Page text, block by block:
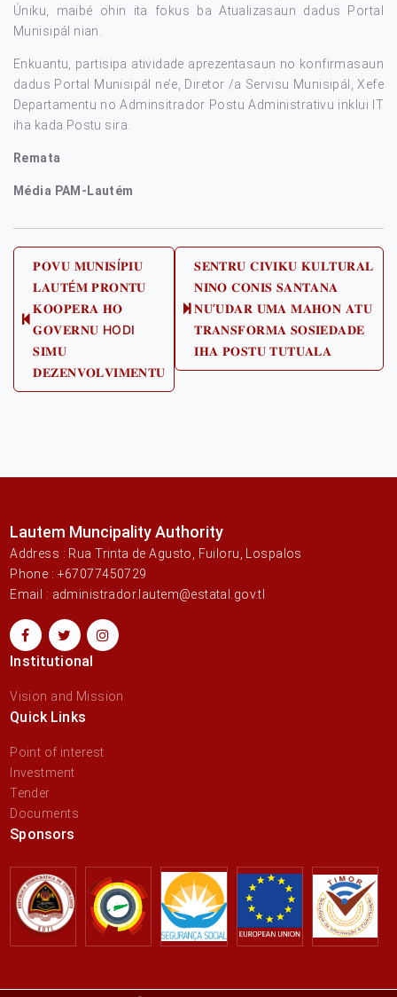
Úniku, maibé ohin ita fokus ba Atualizasaun dadus Portal
Munisipál nian.
Enkuantu, partisipa atividade aprezentasaun no konfirmasaun
dadus Portal Munisipál ne’e, Diretor /a Servisu Munisipál, Xefe
Departamentu no Adminsitrador Postu Administrativu inklui IT
iha kada Postu sira.
Remata
Média PAM-Lautém
Post
navigation
Previous
𝐏𝐎𝐕𝐔 𝐌𝐔𝐍𝐈𝐒Í𝐏𝐈𝐔
𝐋𝐀𝐔𝐓É𝐌 𝐏𝐑𝐎𝐍𝐓𝐔
𝐊𝐎𝐎𝐏𝐄𝐑𝐀 𝐇𝐎
𝐆𝐎𝐕𝐄𝐑𝐍𝐔 HODI
𝐒𝐈𝐌𝐔
𝐃𝐄𝐙𝐄𝐍𝐕𝐎𝐋𝐕𝐈𝐌𝐄𝐍𝐓𝐔
Next
post:
𝐒𝐄𝐍𝐓𝐑𝐔 𝐂𝐈𝐕𝐈𝐊𝐔 𝐊𝐔𝐋𝐓𝐔𝐑𝐀𝐋
𝐍𝐈𝐍𝐎 𝐂𝐎𝐍𝐈𝐒 𝐒𝐀𝐍𝐓𝐀𝐍𝐀
𝐍𝐔’𝐔𝐃𝐀𝐑 𝐔𝐌𝐀 𝐌𝐀𝐇𝐎𝐍 𝐀𝐓𝐔
𝐓𝐑𝐀𝐍𝐒𝐅𝐎𝐑𝐌𝐀 𝐒𝐎𝐒𝐈𝐄𝐃𝐀𝐃𝐄
𝐈𝐇𝐀 𝐏𝐎𝐒𝐓𝐔 𝐓𝐔𝐓𝐔𝐀𝐋𝐀
Lautem Muncipality Authority
Address : Rua Trinta de Agusto, Fuiloru, Lospalos
Phone : +67077450729
Email : administrador.lautem@estatal.gov.tl
Institutional
Vision and Mission
Quick Links
Point of interest
Investment
Tender
Documents
Sponsors